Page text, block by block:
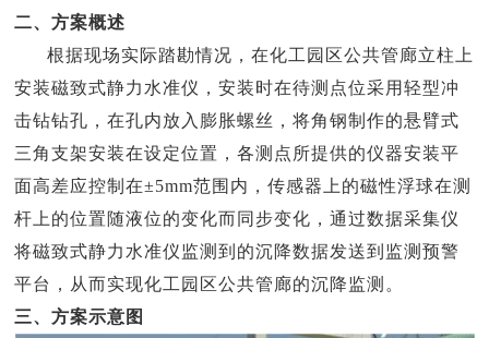
二、方案概述
根据现场实际踏勘情况，在化工园区公共管廊立柱上
安装磁致式静力水准仪，安装时在待测点位采用轻型冲
击钻钻孔，在孔内放入膨胀螺丝，将角钢制作的悬臂式
三角支架安装在设定位置，各测点所提供的仪器安装平
面高差应控制在±5mm范围内，传感器上的磁性浮球在测
杆上的位置随液位的变化而同步变化，通过数据采集仪
将磁致式静力水准仪监测到的沉降数据发送到监测预警
平台，从而实现化工园区公共管廊的沉降监测。
三、方案示意图